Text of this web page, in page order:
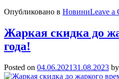
Опубликовано в НовиниLeave a
Жаркая скидка до
года!
Posted on 04.06.202131.08.2023 by